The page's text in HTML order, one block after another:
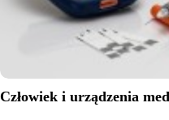
Człowiek i urządzenia